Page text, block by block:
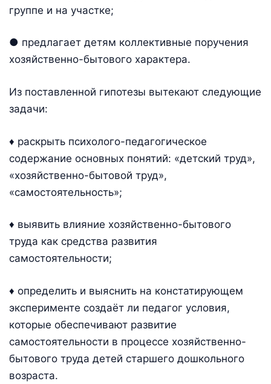
группе и на участке;
● предлагает детям коллективные поручения
хозяйственно-бытового характера.
Из поставленной гипотезы вытекают следующие
задачи:
♦ раскрыть психолого-педагогическое
содержание основных понятий: «детский труд»,
«хозяйственно-бытовой труд»,
«самостоятельность»;
♦ выявить влияние хозяйственно-бытового
труда как средства развития
самостоятельности;
♦ определить и выяснить на констатирующем
эксперименте создаёт ли педагог условия,
которые обеспечивают развитие
самостоятельности в процессе хозяйственно-
бытового труда детей старшего дошкольного
возраста.